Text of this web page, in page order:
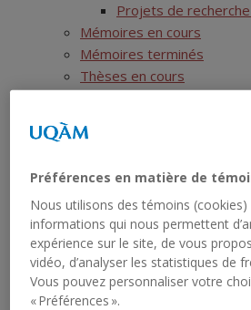
Projets de
Mémoires en cours
Mémoires terminés
Thèses en cours
Activités scientifiques
SIRS
Liste des jeux de données
Liste des rapports sériels
RCHTQ
Présentation
Préférences en matière de
Nous utilisons des témoins
informations qui nous permettent
expérience sur le site, de vous
vidéo, d’analyser les statistiques de
Vous pouvez personnaliser votre
« Préférences ».